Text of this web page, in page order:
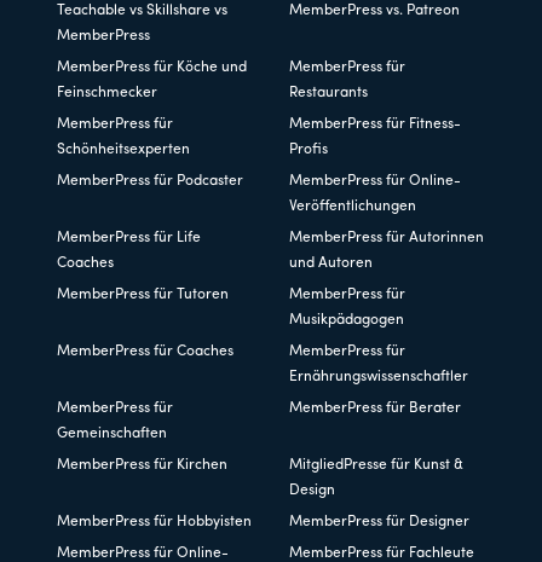
Teachable vs Skillshare vs
MemberPress
MemberPress vs. Patreon
MemberPress für Köche und
Feinschmecker
MemberPress für
Restaurants
MemberPress für
Schönheitsexperten
MemberPress für Fitness-
Profis
MemberPress für Podcaster
MemberPress für Online-
Veröffentlichungen
MemberPress für Life
Coaches
MemberPress für Autorinnen
und Autoren
MemberPress für Tutoren
MemberPress für
Musikpädagogen
MemberPress für Coaches
MemberPress für
Ernährungswissenschaftler
MemberPress für
Gemeinschaften
MemberPress für Berater
MemberPress für Kirchen
MitgliedPresse für Kunst &
Design
MemberPress für Hobbyisten MemberPress für Designer
MemberPress für Online-
MemberPress für Fachleute